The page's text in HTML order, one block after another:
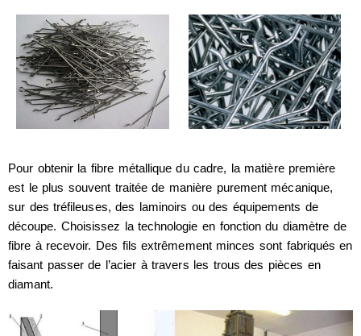
Pour obtenir la fibre métallique du cadre, la matière première
est le plus souvent traitée de manière purement mécanique,
sur des tréfileuses, des laminoirs ou des équipements de
découpe. Choisissez la technologie en fonction du diamètre de
fibre à recevoir. Des fils extrêmement minces sont fabriqués en
faisant passer de l’acier à travers les trous des pièces en
diamant.